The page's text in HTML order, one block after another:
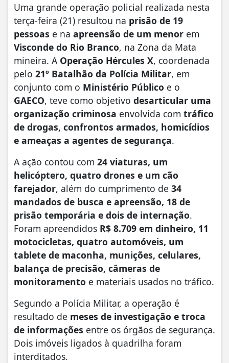
Uma grande operação policial realizada nesta
terça-feira (21) resultou na prisão de 19
pessoas e na apreensão de um menor em
Visconde do Rio Branco, na Zona da Mata
mineira. A Operação Hércules X, coordenada
pelo 21º Batalhão da Polícia Militar, em
conjunto com o Ministério Público e o
GAECO, teve como objetivo desarticular uma
organização criminosa envolvida com tráfico
de drogas, confrontos armados, homicídios
e ameaças a agentes de segurança.
A ação contou com 24 viaturas, um
helicóptero, quatro drones e um cão
farejador, além do cumprimento de 34
mandados de busca e apreensão, 18 de
prisão temporária e dois de internação.
Foram apreendidos R$ 8.709 em dinheiro, 11
motocicletas, quatro automóveis, um
tablete de maconha, munições, celulares,
balança de precisão, câmeras de
monitoramento e materiais usados no tráfico.
Segundo a Polícia Militar, a operação é
resultado de meses de investigação e troca
de informações entre os órgãos de segurança.
Dois imóveis ligados à quadrilha foram
interditados.